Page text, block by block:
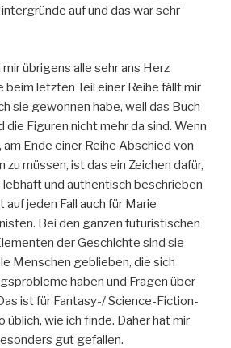
auf und das war sehr
übrigens alle sehr ans Herz
beim letzten Teil einer Reihe fällt mir
sie gewonnen habe, weil das Buch
die Figuren nicht mehr da sind. Wenn
am Ende einer Reihe Abschied von
zu müssen, ist das ein Zeichen dafür,
und authentisch beschrieben
auf jeden Fall auch für Marie
Bei den ganzen futuristischen
der Geschichte sind sie
Menschen geblieben, die sich
haben und Fragen über
ist für Fantasy-/ Science-Fiction-
üblich, wie ich finde. Daher hat mir
gut gefallen.